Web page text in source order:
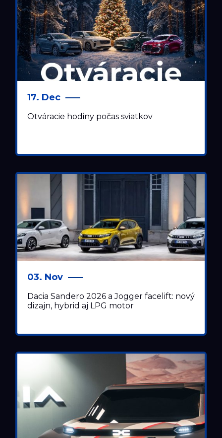
17. Dec
Otváracie hodiny počas sviatkov
03. Nov
Dacia Sandero 2026 a Jogger facelift: nový
dizajn, hybrid aj LPG motor